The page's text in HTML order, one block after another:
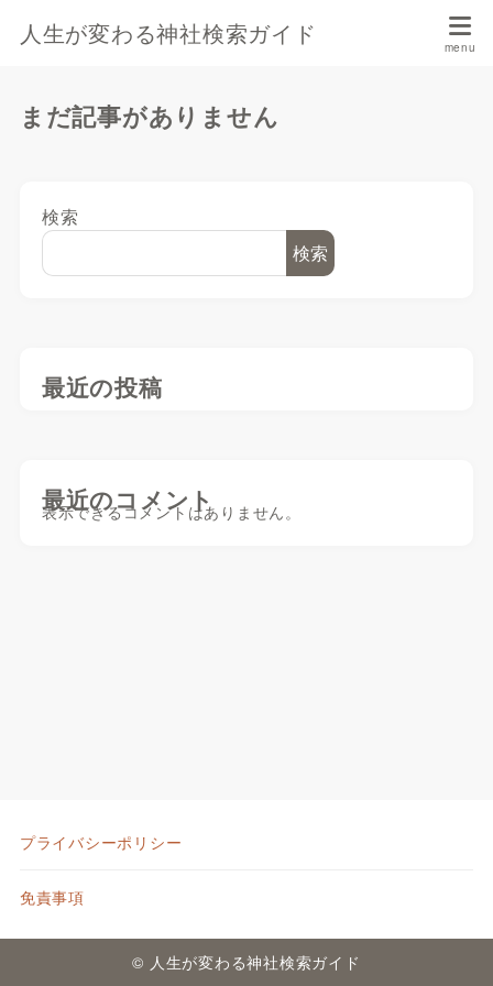
人生が変わる神社検索ガイド
まだ記事がありません
検索
検索
最近の投稿
最近のコメント
表示できるコメントはありません。
プライバシーポリシー
免責事項
© 人生が変わる神社検索ガイド